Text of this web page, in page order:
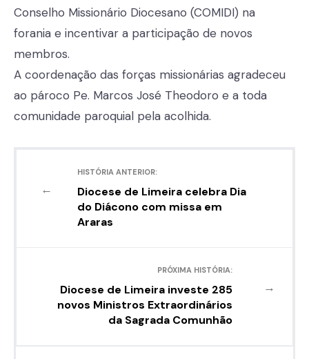
Conselho Missionário Diocesano (COMIDI) na
forania e incentivar a participação de novos
membros.
A coordenação das forças missionárias agradeceu
ao pároco Pe. Marcos José Theodoro e a toda
comunidade paroquial pela acolhida.
←
HISTÓRIA ANTERIOR:
Diocese de Limeira celebra Dia
do Diácono com missa em
Araras
→
PRÓXIMA HISTÓRIA:
Diocese de Limeira investe 285
novos Ministros Extraordinários
da Sagrada Comunhão